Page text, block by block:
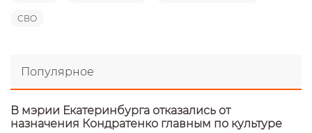
СВО
Популярное
В мэрии Екатеринбурга отказались от
назначения Кондратенко главным по культуре